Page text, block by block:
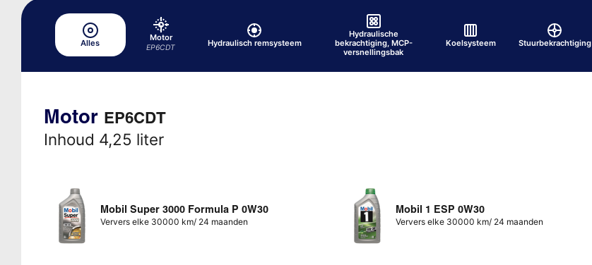
Alles
Motor
EP6CDT Hydraulisch remsysteem
Hydraulische
bekrachtiging, MCP-
versnellingsbak
Koelsysteem Stuurbekrachtiging
Motor EP6CDT
Inhoud 4,25 liter
Mobil Super 3000 Formula P 0W30
Ververs elke 30000 km/ 24 maanden
Mobil 1 ESP 0W30
Ververs elke 30000 km/ 24 maanden